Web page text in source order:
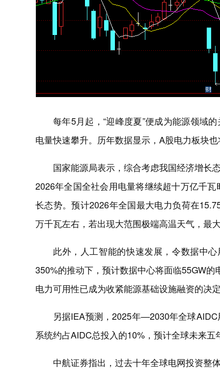
每年5月起，“迎峰度夏”便成为能源领域
电量快速攀升。历年数据显示，A股电力板块
国家能源局表示，综合考虑我国经济增长
2026年全国全社会用电量将继续超十万亿千
长态势。预计2026年全国最大电力负荷在
万千瓦左右，若出现大范围极端高温天气，最
此外，人工智能的快速发展，令数据中
350%的推动下，预计数据中心将面临55GW
电力可用性已成为收紧能源基础设施融资的决
另据IEA预测，2025年—2030年全球
系统约占AIDC总投入的10%，预计全球未来
中航证券指出，过去十年全球电网投资整